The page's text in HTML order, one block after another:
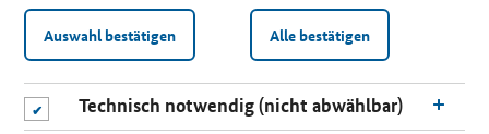
Auswahl bestätigen Alle bestätigen
Technisch notwendig (nicht abwählbar)